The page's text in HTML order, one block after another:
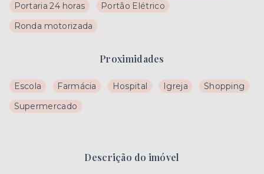
Portaria 24 horas
Portão Elétrico
Ronda motorizada
Proximidades
Escola Farmácia Hospital Igreja
Shopping
Supermercado
Descrição do imóvel